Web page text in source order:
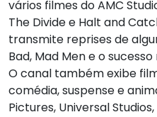
vários filmes do AMC
The Divide e Halt and
transmite reprises de
Bad, Mad Men e o
O canal também exibe
comédia, suspense e
Pictures, Universal